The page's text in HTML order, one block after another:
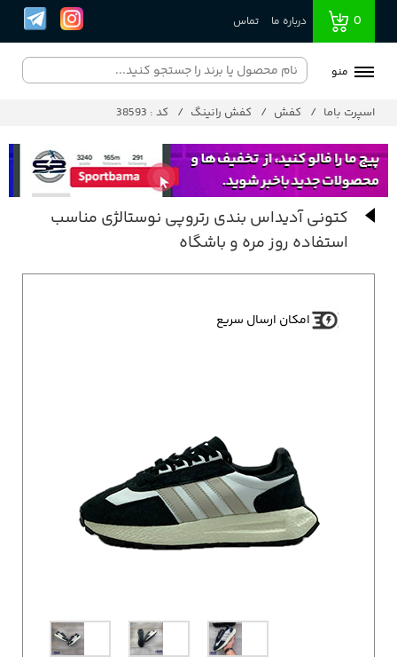
0 درباره ما تماس
منو
اسپرت باما کفش کفش رانینگ کد : 38593
کتونی آدیداس بندی رتروپی نوستالژی مناسب
استفاده روز مره و باشگاه
امکان ارسال سریع